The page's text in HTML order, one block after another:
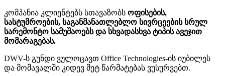
კომპანია კლიენტებს სთავაზობს ოფისების,
სასტუმროების, საგანმანათლებლო სივრცეების სრულ
სარემონტო სამუშაოებს და სხვადასხვა ტიპის ავეჯით
მომარაგებას.
DWV-ს გუნდი ვულოცავთ Office Technologies-ის იუბილეს
და მომავალში კიდევ მეტ წარმატებას ვუსურვებთ.